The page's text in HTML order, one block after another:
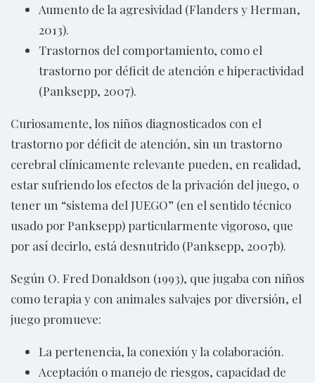
Aumento de la agresividad (Flanders y Herman,
2013).
Trastornos del comportamiento, como el
trastorno por déficit de atención e hiperactividad
(Panksepp, 2007).
Curiosamente, los niños diagnosticados con el
trastorno por déficit de atención, sin un trastorno
cerebral clínicamente relevante pueden, en realidad,
estar sufriendo los efectos de la privación del juego, o
tener un “sistema del JUEGO” (en el sentido técnico
usado por Panksepp) particularmente vigoroso, que
por así decirlo, está desnutrido (Panksepp, 2007b).
Según O. Fred Donaldson (1993), que jugaba con niños
como terapia y con animales salvajes por diversión, el
juego promueve:
La pertenencia, la conexión y la colaboración.
Aceptación o manejo de riesgos, capacidad de